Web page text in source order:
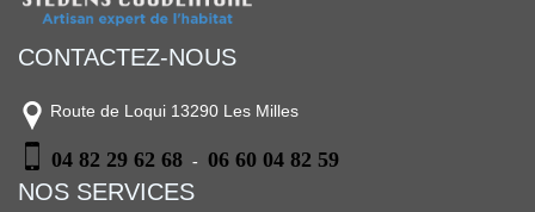
CONTACTEZ-NOUS
Route de Loqui 13290 Les Milles
04 82 29 62 68 - 06 60 04 82 59
NOS SERVICES